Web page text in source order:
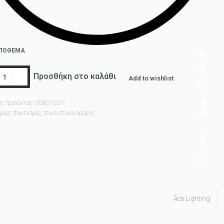
Προσθήκη στο καλάθι Add to wishlist
προϊόντος: OD8070GY
Φωτισμός, Φωτιστικά οροφής
Aca Lighting